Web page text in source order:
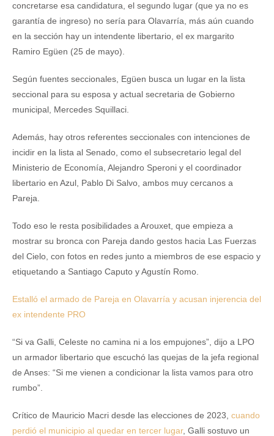
concretarse esa candidatura, el segundo lugar (que ya no es
garantía de ingreso) no sería para Olavarría, más aún cuando
en la sección hay un intendente libertario, el ex margarito
Ramiro Egüen (25 de mayo).
Según fuentes seccionales, Egüen busca un lugar en la lista
seccional para su esposa y actual secretaria de Gobierno
municipal, Mercedes Squillaci.
Además, hay otros referentes seccionales con intenciones de
incidir en la lista al Senado, como el subsecretario legal del
Ministerio de Economía, Alejandro Speroni y el coordinador
libertario en Azul, Pablo Di Salvo, ambos muy cercanos a
Pareja.
Todo eso le resta posibilidades a Arouxet, que empieza a
mostrar su bronca con Pareja dando gestos hacia Las Fuerzas
del Cielo, con fotos en redes junto a miembros de ese espacio y
etiquetando a Santiago Caputo y Agustín Romo.
Estalló el armado de Pareja en Olavarría y acusan injerencia del
ex intendente PRO
“Si va Galli, Celeste no camina ni a los empujones”, dijo a LPO
un armador libertario que escuchó las quejas de la jefa regional
de Anses: “Si me vienen a condicionar la lista vamos para otro
rumbo”.
Crítico de Mauricio Macri desde las elecciones de 2023, cuando
perdió el municipio al quedar en tercer lugar, Galli sostuvo un